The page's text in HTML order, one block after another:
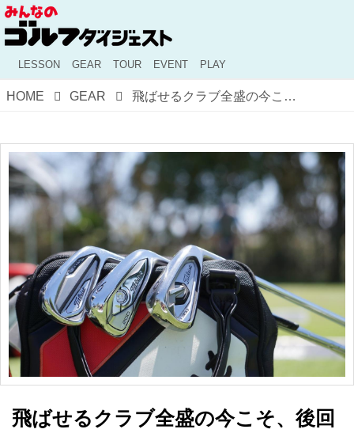
LESSON GEAR TOUR EVENT PLAY
HOME GEAR 飛ばせるクラブ全盛の今こそ、後回しにしがちな“アイアン選び”についてギアライターが考える
飛ばせるクラブ全盛の今こそ、後回